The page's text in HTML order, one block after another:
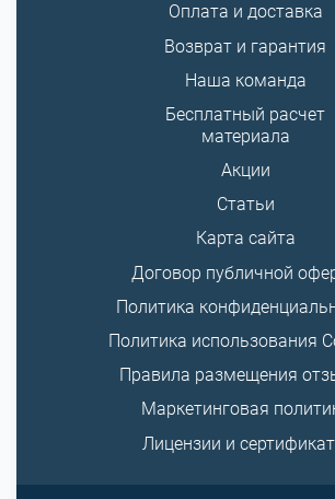
Оплата и доставка
Возврат и гарантия
Наша команда
Бесплатный расчет
материала
Акции
Статьи
Карта сайта
Договор публичной
Политика
Политика использования
Правила размещения
Маркетинговая
Лицензии и